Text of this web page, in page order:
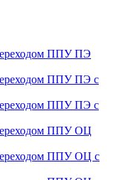
ППУ ПЭ
ППУ ПЭ с
ППУ ПЭ с
ППУ ОЦ
ППУ ОЦ с